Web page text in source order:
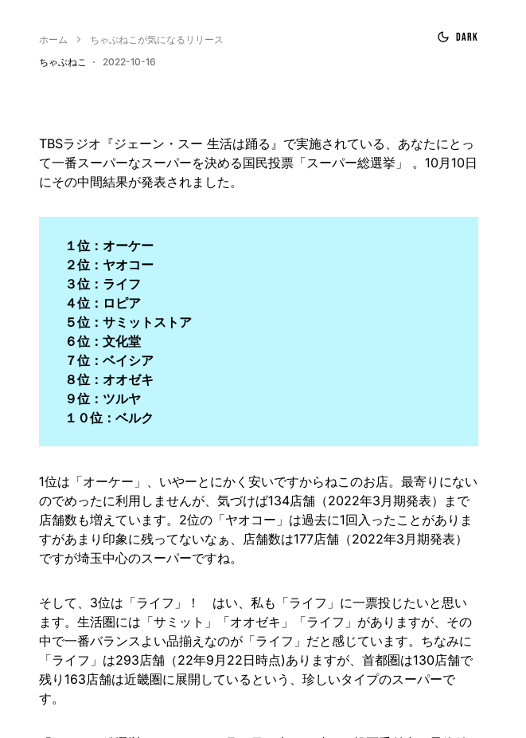
ホーム
ちゃぶねこが気になるリリース
ちゃぶねこ
2022-10-16
Dark
TBSラジオ『ジェーン・スー 生活は踊る』で実施されている、あなたにとっ
て一番スーパーなスーパーを決める国民投票「スーパー総選挙」 。10月10日
にその中間結果が発表されました。
１位：オーケー
２位：ヤオコー
３位：ライフ
４位：ロピア
５位：サミットストア
６位：文化堂
７位：ベイシア
８位：オオゼキ
９位：ツルヤ
１０位：ベルク
1位は「オーケー」、いやーとにかく安いですからねこのお店。最寄りにない
のでめったに利用しませんが、気づけば134店舗（2022年3月期発表）まで
店舗数も増えています。2位の「ヤオコー」は過去に1回入ったことがありま
すがあまり印象に残ってないなぁ、店舗数は177店舗（2022年3月期発表）
ですが埼玉中心のスーパーですね。
そして、3位は「ライフ」！ はい、私も「ライフ」に一票投じたいと思い
ます。生活圏には「サミット」「オオゼキ」「ライフ」がありますが、その
中で一番バランスよい品揃えなのが「ライフ」だと感じています。ちなみに
「ライフ」は293店舗（22年9月22日時点)ありますが、首都圏は130店舗で
残り163店舗は近畿圏に展開しているという、珍しいタイプのスーパーで
す。